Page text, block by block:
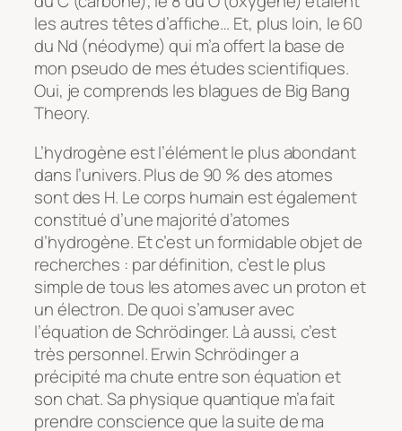
les autres têtes d’affiche… Et, plus loin, le 60
du Nd (néodyme) qui m’a offert la base de
mon pseudo de mes études scientifiques.
Oui, je comprends les blagues de Big Bang
Theory.
L’hydrogène est l’élément le plus abondant
dans l’univers. Plus de 90 % des atomes
sont des H. Le corps humain est également
constitué d’une majorité d’atomes
d’hydrogène. Et c’est un formidable objet de
recherches : par définition, c’est le plus
simple de tous les atomes avec un proton et
un électron. De quoi s’amuser avec
l’équation de Schrödinger. Là aussi, c’est
très personnel. Erwin Schrödinger a
précipité ma chute entre son équation et
son chat. Sa physique quantique m’a fait
prendre conscience que la suite de ma